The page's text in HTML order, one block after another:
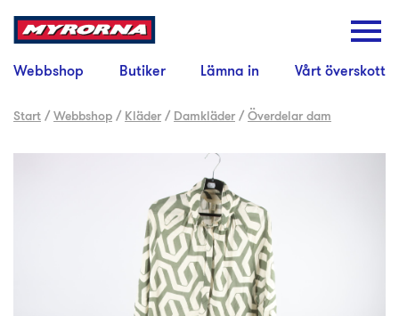
Webbshop Butiker Lämna in Vårt överskott
Start /Webbshop / Kläder / Damkläder /Överdelar dam